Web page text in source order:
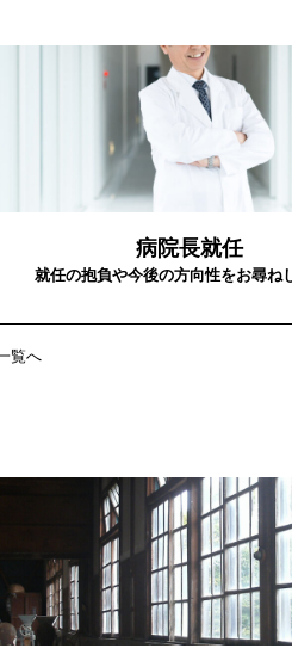
病院長就任
就任の抱負や今後の方向性をお尋ね
覧へ